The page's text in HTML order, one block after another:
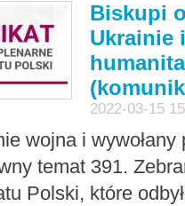
Biskupi
Ukrainie
2022-03-15
wojna i
temat 391.
Polski, które